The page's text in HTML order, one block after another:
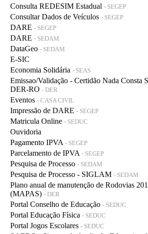
Consulta REDESIM Estadual - SEGEP
Consultar Dados de Veículos - SEGEP
DARE - SEGEP
DARE - SEDAM
DataGeo - SEDAM
E-SIC
Economia Solidária - SEAS
Emissao/Validação - Certidão Nada Consta
DER-RO - DER
Eventos - CASA CIVIL
Impressão de DARE - SEGEP
Matricula Online - SEDUC
Ouvidoria
Pagamento IPVA - SEGEP
Parcelamento de IPVA - SEGEP
Pesquisa de Processo - SEDAM
Pesquisa de Processo - SIGLAM - SEDAM
Plano anual de manutenção de Rodovias
(MAPAS) - DER
Portal Conselho de Educação - SEDUC
Portal Educação Física - SEDUC
Portal Jogos Escolares - SEDUC